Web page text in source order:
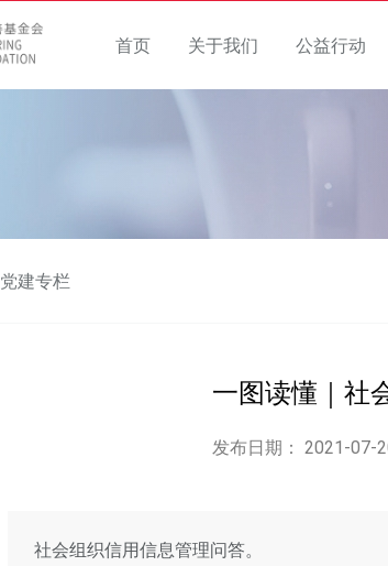
首页 关于我们 公益行动
党建专栏
一图读懂｜社
发布日期： 2021-07-
社会组织信用信息管理问答。